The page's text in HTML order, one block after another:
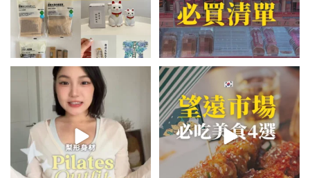
💭留言「美背」傳🔗給你！
🏷️#吉推韓國 🇰🇷
...
48 20
\🇰🇷韓國望遠市場4家必吃美食
😋/
💭留言「望遠市場」傳地址給你
342 59